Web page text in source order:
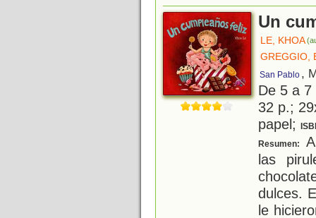
Un
LE, KHOA
GREGGIO,
San Pablo ,
De 5 a
32 p.;
papel;
Resumen:
las
dulces.
le